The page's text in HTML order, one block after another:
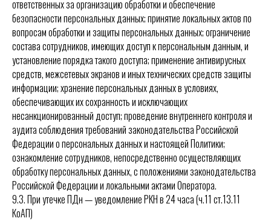
ответственных за организацию обработки и обеспечение
безопасности персональных данных; принятие локальных актов по
вопросам обработки и защиты персональных данных; ограничение
состава сотрудников, имеющих доступ к персональным данным, и
установление порядка такого доступа; применение антивирусных
средств, межсетевых экранов и иных технических средств защиты
информации; хранение персональных данных в условиях,
обеспечивающих их сохранность и исключающих
несанкционированный доступ; проведение внутреннего контроля и
аудита соблюдения требований законодательства Российской
Федерации о персональных данных и настоящей Политики;
ознакомление сотрудников, непосредственно осуществляющих
обработку персональных данных, с положениями законодательства
Российской Федерации и локальными актами Оператора.
9.3. При утечке ПДн — уведомление РКН в 24 часа (ч.11 ст.13.11
КоАП)